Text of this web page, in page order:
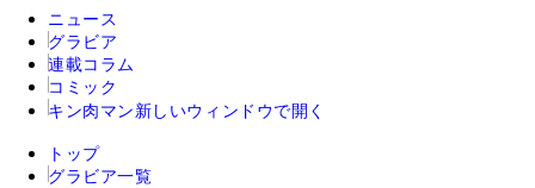
ニュース
グラビア
連載コラム
コミック
キン肉マン 新しいウィンドウで開く
トップ
グラビア一覧